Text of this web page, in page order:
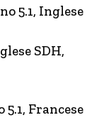
5.1, Inglese
SDH,
Francese